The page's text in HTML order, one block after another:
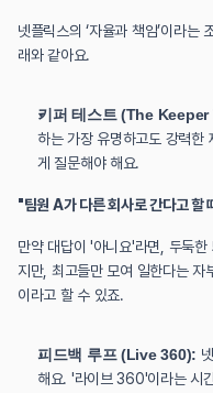
넷플릭스의 ‘자율과 책임’이라는
래와 같아요.
키퍼 테스트 (The Keeper
하는 가장 유명하고도 강력한
게 질문해야 해요.
"팀원 A가 다른 회사로 간다고 할
만약 대답이 '아니요'라면, 두둑한
지만, 최고들만 모여 일한다는 자
이라고 할 수 있죠.
피드백 루프 (Live 360):
해요. '라이브 360'이라는 시